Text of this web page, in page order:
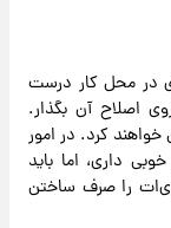
در محل کار درست
اصلاح آن بگذار.
کرد. در امور
داری، اما باید
را صرف ساختن